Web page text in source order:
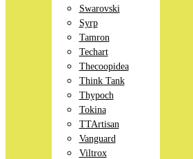
Swarovski
Syrp
Tamron
Techart
Thecoopidea
Think Tank
Thypoch
Tokina
TTArtisan
Vanguard
Viltrox